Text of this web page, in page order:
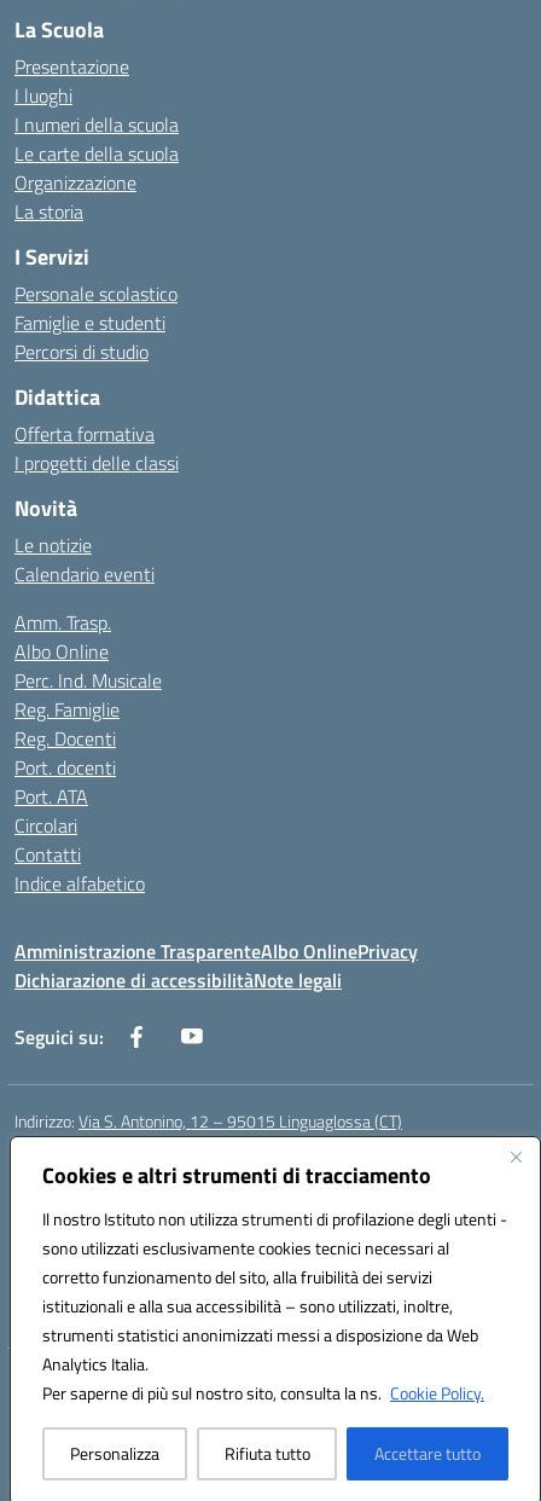
Cookies e altri strumenti di tracciamento
Il nostro Istituto non utilizza strumenti di profilazione degli utenti -
sono utilizzati esclusivamente cookies tecnici necessari al
corretto funzionamento del sito, alla fruibilità dei servizi
istituzionali e alla sua accessibilità – sono utilizzati, inoltre,
strumenti statistici anonimizzati messi a disposizione da Web
Analytics Italia.
Per saperne di più sul nostro sito, consulta la ns. Cookie Policy.
Personalizza Rifiuta tutto Accettare tutto
La Scuola
Presentazione
I luoghi
I numeri della scuola
Le carte della scuola
Organizzazione
La storia
I Servizi
Personale scolastico
Famiglie e studenti
Percorsi di studio
Didattica
Offerta formativa
I progetti delle classi
Novità
Le notizie
Calendario eventi
Amm. Trasp.
Albo Online
Perc. Ind. Musicale
Reg. Famiglie
Reg. Docenti
Port. docenti
Port. ATA
Circolari
Contatti
Indice alfabetico
Amministrazione TrasparenteAlbo OnlinePrivacy
Dichiarazione di accessibilitàNote legali
Seguici su:
Indirizzo:Via S. Antonino, 12 – 95015 Linguaglossa (CT)
Centralino:
Posta elettronica certificata (PEC):ctic83200r@pec.istruzione.it
Codice fiscale: 83002470876
Codice meccanografico:CTIC83200R
Codice Indice delle Pubbliche Amministrazioni (IPA): istsc_CTIC83200R
Codice unico di fatturazione (CUF): UF7TEB
Hosting & Powered by 3D Solution S.r.l.
Concept & Design by Designers Italia